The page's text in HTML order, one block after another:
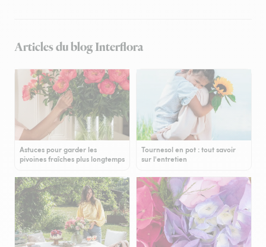
Articles du blog Interflora
Astuces pour garder les
pivoines fraîches plus longtemps
Tournesol en pot : tout savoir
sur l'entretien